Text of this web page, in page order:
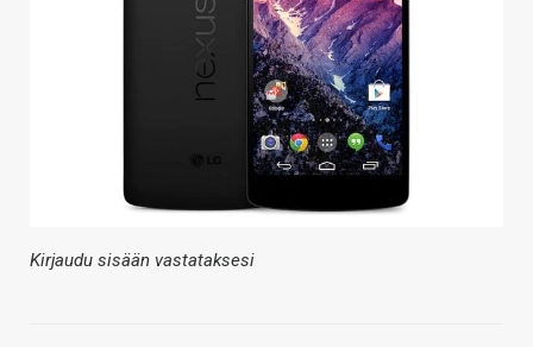
Kirjaudu sisään vastataksesi